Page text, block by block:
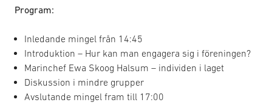
Program:
Inledande mingel från 14:45
Introduktion – Hur kan man engagera sig i föreningen?
Marinchef Ewa Skoog Halsum – individen i laget
Diskussion i mindre grupper
Avslutande mingel fram till 17:00